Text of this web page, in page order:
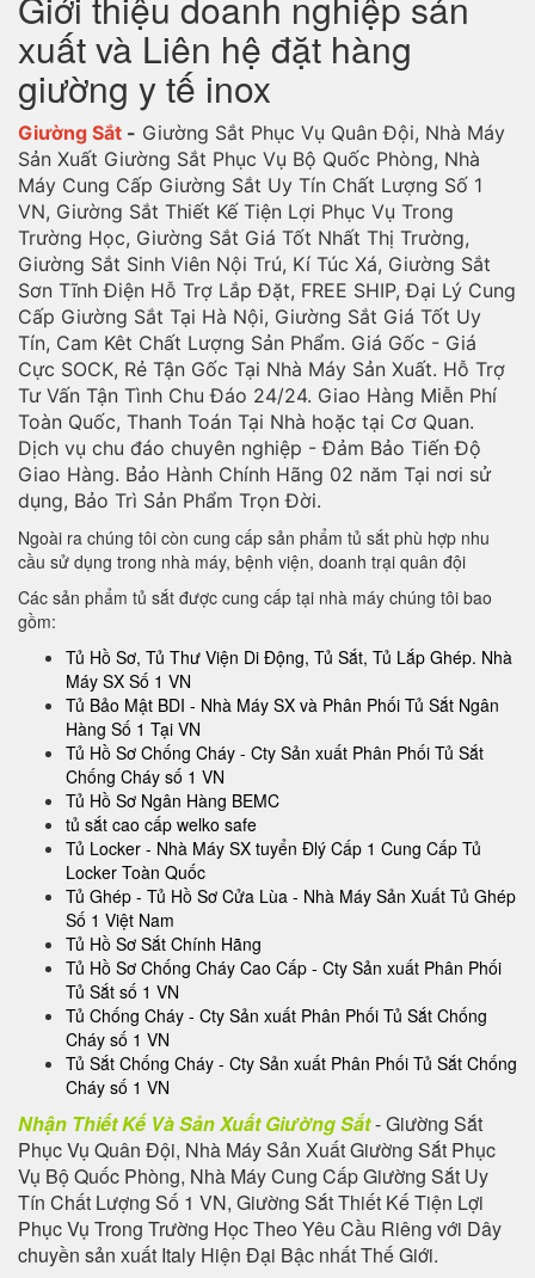
xuất và Liên hệ đặt hàng
giường y tế inox
Giường Sắt - Giường Sắt Phục Vụ Quân Đội, Nhà Máy
Sản Xuất Giường Sắt Phục Vụ Bộ Quốc Phòng, Nhà
Máy Cung Cấp Giường Sắt Uy Tín Chất Lượng Số 1
VN, Giường Sắt Thiết Kế Tiện Lợi Phục Vụ Trong
Trường Học, Giường Sắt Giá Tốt Nhất Thị Trường,
Giường Sắt Sinh Viên Nội Trú, Kí Túc Xá, Giường Sắt
Sơn Tĩnh Điện Hỗ Trợ Lắp Đặt, FREE SHIP, Đại Lý Cung
Cấp Giường Sắt Tại Hà Nội, Giường Sắt Giá Tốt Uy
Tín, Cam Kêt Chất Lượng Sản Phẩm. Giá Gốc - Giá
Cực SOCK, Rẻ Tận Gốc Tại Nhà Máy Sản Xuất. Hỗ Trợ
Tư Vấn Tận Tình Chu Đáo 24/24. Giao Hàng Miễn Phí
Toàn Quốc, Thanh Toán Tại Nhà hoặc tại Cơ Quan.
Dịch vụ chu đáo chuyên nghiệp - Đảm Bảo Tiến Độ
Giao Hàng. Bảo Hành Chính Hãng 02 năm Tại nơi sử
dụng, Bảo Trì Sản Phẩm Trọn Đời.
Ngoài ra chúng tôi còn cung cấp sản phẩm tủ sắt phù hợp nhu
cầu sử dụng trong nhà máy, bệnh viện, doanh trại quân đội
Các sản phẩm tủ sắt được cung cấp tại nhà máy chúng tôi bao
gồm:
Tủ Hồ Sơ, Tủ Thư Viện Di Động, Tủ Sắt, Tủ Lắp Ghép. Nhà
Máy SX Số 1 VN
Tủ Bảo Mật BDI - Nhà Máy SX và Phân Phối Tủ Sắt Ngân
Hàng Số 1 Tại VN
Tủ Hồ Sơ Chống Cháy - Cty Sản xuất Phân Phối Tủ Sắt
Chống Cháy số 1 VN
Tủ Hồ Sơ Ngân Hàng BEMC
tủ sắt cao cấp welko safe
Tủ Locker - Nhà Máy SX tuyển Đlý Cấp 1 Cung Cấp Tủ
Locker Toàn Quốc
Tủ Ghép - Tủ Hồ Sơ Cửa Lùa - Nhà Máy Sản Xuất Tủ Ghép
Số 1 Việt Nam
Tủ Hồ Sơ Sắt Chính Hãng
Tủ Hồ Sơ Chống Cháy Cao Cấp - Cty Sản xuất Phân Phối
Tủ Sắt số 1 VN
Tủ Chống Cháy - Cty Sản xuất Phân Phối Tủ Sắt Chống
Cháy số 1 VN
Tủ Sắt Chống Cháy - Cty Sản xuất Phân Phối Tủ Sắt Chống
Cháy số 1 VN
Nhận Thiết Kế Và Sản Xuất Giường Sắt- Giường Sắt
Phục Vụ Quân Đội, Nhà Máy Sản Xuất Giường Sắt Phục
Vụ Bộ Quốc Phòng, Nhà Máy Cung Cấp Giường Sắt Uy
Tín Chất Lượng Số 1 VN, Giường Sắt Thiết Kế Tiện Lợi
Phục Vụ Trong Trường Học Theo Yêu Cầu Riêng với Dây
chuyền sản xuất Italy Hiện Đại Bậc nhất Thế Giới.